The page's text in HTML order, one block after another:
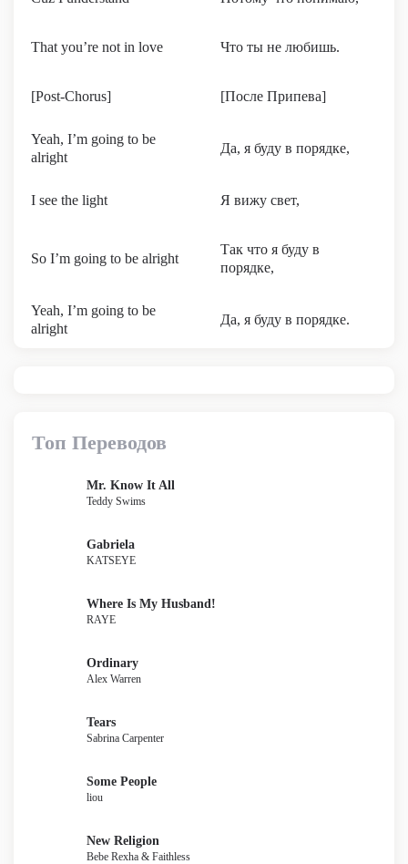
That you’re not in love Что ты не любишь.
[Post-Chorus] [После Припева]
Yeah, I’m going to be
alright
Да, я буду в порядке,
I see the light Я вижу свет,
So I’m going to be alright
Так что я буду в
порядке,
Yeah, I’m going to be
alright
Да, я буду в порядке.
Топ Переводов
Mr. Know It All
Teddy Swims
Gabriela
KATSEYE
Where Is My Husband!
RAYE
Ordinary
Alex Warren
Tears
Sabrina Carpenter
Some People
liou
New Religion
Bebe Rexha & Faithless